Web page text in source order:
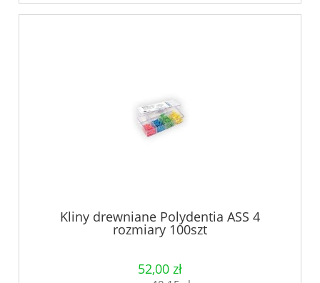
Kliny drewniane Polydentia ASS 4
rozmiary 100szt
52,00 zł